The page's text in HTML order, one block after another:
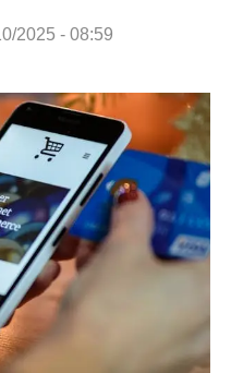
2025 - 08:59